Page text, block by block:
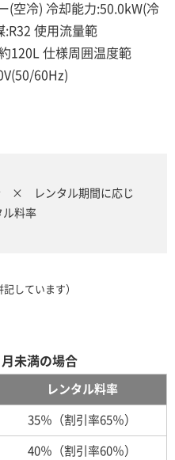
(空冷) 冷却能力:50.0kW(冷
使用流量範
120L 仕様周囲温度範
60Hz)
× レンタル期間に応じ
ル料率
記しています）
未満の場合
レンタル料率
35％（割引率65％）
40％（割引率60％）